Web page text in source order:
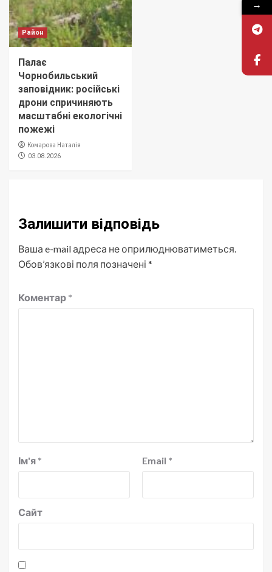
Район
Палає
Чорнобильський
заповідник: російські
дрони спричиняють
масштабні екологічні
пожежі
Комарова Наталія
03.08.2026
Залишити відповідь
Ваша e-mail адреса не оприлюднюватиметься.
Обов’язкові поля позначені *
Коментар *
Ім'я * Email *
Сайт
→